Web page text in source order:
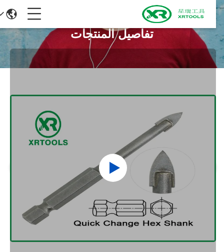
تفاصيل المنتجات